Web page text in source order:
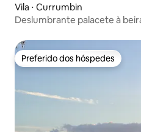
Vila ⋅ Currumbin
Deslumbrante palacete à
Preferido dos hóspedes
Preferido dos hóspedes